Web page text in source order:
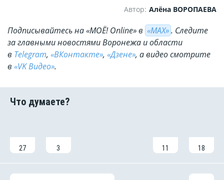
Автор: Алёна ВОРОПАЕВА
Подписывайтесь на «МОЁ! Online» в «МАХ». Cледите
за главными новостями Воронежа и области
в Telegram, «ВКонтакте», «Дзене», а видео смотрите
в «VK Видео».
27 3 11 18